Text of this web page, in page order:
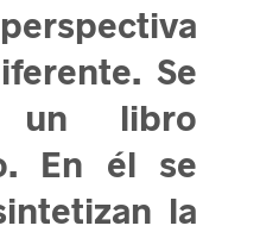
Se
libro
En él se
la